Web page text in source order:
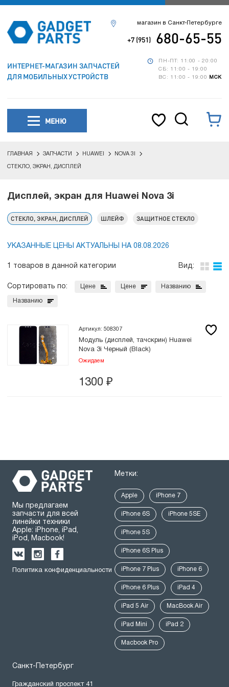
ИНТЕРНЕТ-МАГАЗИН ЗАПЧАСТЕЙ
ДЛЯ МОБИЛЬНЫХ УСТРОЙСТВ
ПН-ПТ: 11:00 - 20:00
СБ: 11:00 - 19:00
ВС: 11:00 - 19:00
МСК
магазин в Санкт-Петербурге
+7 (951) 680-65-55
МЕНЮ
ГЛАВНАЯ ЗАПЧАСТИ HUAWEI NOVA 3I
СТЕКЛО, ЭКРАН, ДИСПЛЕЙ
Дисплей, экран для Huawei Nova 3i
СТЕКЛО, ЭКРАН, ДИСПЛЕЙ ШЛЕЙФ ЗАЩИТНОЕ СТЕКЛО
УКАЗАННЫЕ ЦЕНЫ АКТУАЛЬНЫ НА 08.08.2026
1 товаров в данной категории Вид:
Сортировать по: Цене Цене Названию
Названию
Артикул: 508307
Модуль (дисплей, тачскрин) Huawei
Nova 3i Черный (Black)
Ожидаем
1300 ₽
Мы предлагаем
запчасти для всей
линейки техники
Apple: iPhone, iPad,
iPod, Macbook!
Политика конфиденциальности
Метки:
Apple iPhone 7
iPhone 6S iPhone 5SE
iPhone 5S
iPhone 6S Plus
iPhone 7 Plus iPhone 6
iPhone 6 Plus iPad 4
iPad 5 Air MacBook Air
iPad Mini iPad 2
Macbook Pro
Санкт-Петербург
Гражданский проспект 41